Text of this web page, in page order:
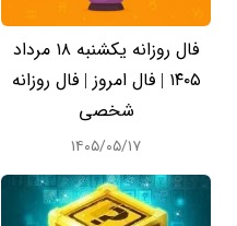
فال روزانه یکشنبه ۱۸ مرداد
۱۴۰۵ | فال امروز | فال روزانه
شخصی
۱۴۰۵/۰۵/۱۷